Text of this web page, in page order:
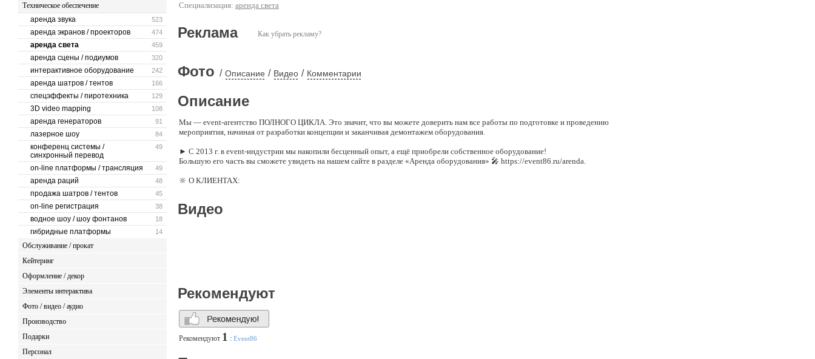
Техническое обеспечение
523
аренда звука
474
аренда экранов / проекторов
459
аренда света
320
аренда сцены / подиумов
242
интерактивное оборудование
166
аренда шатров / тентов
129
спецэффекты / пиротехника
108
3D video mapping
91
аренда генераторов
84
лазерное шоу
49
конференц системы /
синхронный перевод
49
on-line платформы / трансляция
48
аренда раций
45
продажа шатров / тентов
38
on-line регистрация
18
водное шоу / шоу фонтанов
14
гибридные платформы
Обслуживание / прокат
Кейтеринг
Оформление / декор
Элементы интерактива
Фото / видео / аудио
Производство
Подарки
Персонал
Специализация: аренда света
Как убрать рекламу?
Реклама
Фото / Описание / Видео / Комментарии
Описание
Мы — event-агентство ПОЛНОГО ЦИКЛА. Это значит, что вы можете доверить нам все работы по подготовке и проведению
мероприятия, начиная от разработки концепции и заканчивая демонтажем оборудования.
► С 2013 г. в event-индустрии мы накопили бесценный опыт, а ещё приобрели собственное оборудование!
Большую его часть вы сможете увидеть на нашем сайте в разделе «Аренда оборудования» 🎤 https://event86.ru/arenda.
🔆 О КЛИЕНТАХ:
Все проекты, которые мы реализуем для них, очень разные!
Мы активно сотрудничаем с ведущими и артистами города Сургута, а также поддерживаем дружеские и партнёрские отношения с
компаниями, работающими в event-сфере:
► типографии и рекламные мастерские,
► кейтеринговые службы и заведения общепита,
► декораторы и интерьерные центры...
Видео
Рекомендуют
Рекомендуют 1 : Event86